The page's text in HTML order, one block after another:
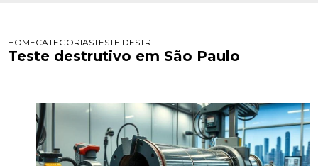
HOMECATEGORIASTESTE DESTRUTIVO EM SÃO PAULO
Teste destrutivo em São Paulo